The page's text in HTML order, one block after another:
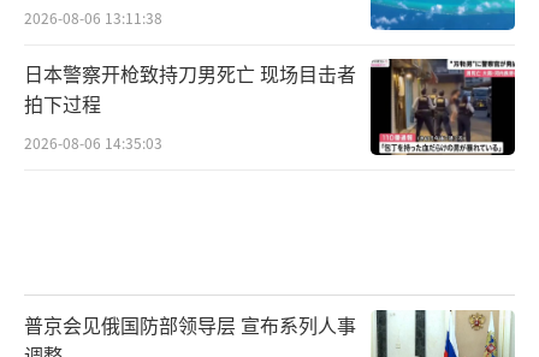
2026-08-06 13:11:38
日本警察开枪致持刀男死亡 现场目击者
拍下过程
2026-08-06 14:35:03
普京会见俄国防部领导层 宣布系列人事